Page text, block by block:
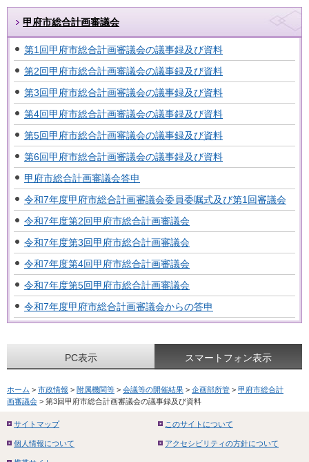
甲府市総合計画審議会
第1回甲府市総合計画審議会の議事録及び資料
第2回甲府市総合計画審議会の議事録及び資料
第3回甲府市総合計画審議会の議事録及び資料
第4回甲府市総合計画審議会の議事録及び資料
第5回甲府市総合計画審議会の議事録及び資料
第6回甲府市総合計画審議会の議事録及び資料
甲府市総合計画審議会答申
令和7年度甲府市総合計画審議会委員委嘱式及び第1回審議会
令和7年度第2回甲府市総合計画審議会
令和7年度第3回甲府市総合計画審議会
令和7年度第4回甲府市総合計画審議会
令和7年度第5回甲府市総合計画審議会
令和7年度甲府市総合計画審議会からの答申
PC表示 スマートフォン表示
ホーム > 市政情報 > 附属機関等 > 会議等の開催結果 > 企画部所管 > 甲府市総合計
画審議会 > 第3回甲府市総合計画審議会の議事録及び資料
サイトマップ このサイトについて
個人情報について アクセシビリティの方針について